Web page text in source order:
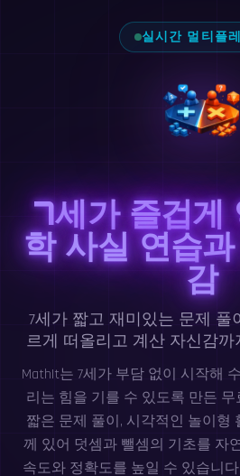
실시간 멀티플
7세가 즐겁게
학 사실 연습
감
7세가 짧고 재미있는 문제 풀
르게 떠올리고 계산 자신감
MathIt는 7세가 부담 없이 시작해
리는 힘을 기를 수 있도록 만든
짧은 문제 풀이, 시각적인 놀이형
께 있어 덧셈과 뺄셈의 기초를 자
속도와 정확도를 높일 수 있습니